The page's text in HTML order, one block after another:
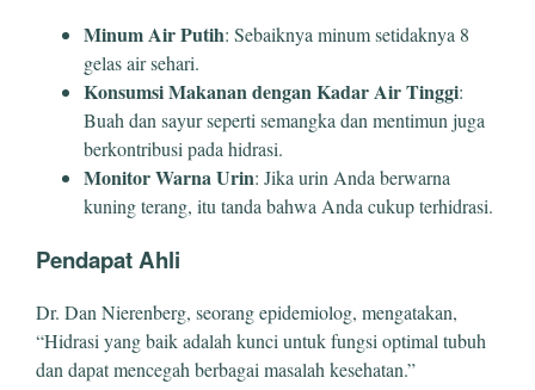
Minum Air Putih: Sebaiknya minum setidaknya 8
gelas air sehari.
Konsumsi Makanan dengan Kadar Air Tinggi:
Buah dan sayur seperti semangka dan mentimun juga
berkontribusi pada hidrasi.
Monitor Warna Urin: Jika urin Anda berwarna
kuning terang, itu tanda bahwa Anda cukup terhidrasi.
Pendapat Ahli
Dr. Dan Nierenberg, seorang epidemiolog, mengatakan,
“Hidrasi yang baik adalah kunci untuk fungsi optimal tubuh
dan dapat mencegah berbagai masalah kesehatan.”